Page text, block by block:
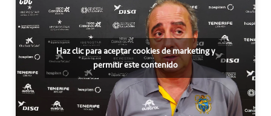
Haz clic para aceptar cookies de marketing y
permitir este contenido